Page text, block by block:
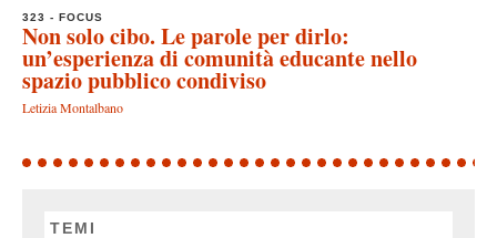
323 - FOCUS
Non solo cibo. Le parole per dirlo:
un’esperienza di comunità educante nello
spazio pubblico condiviso
Letizia Montalbano
TEMI